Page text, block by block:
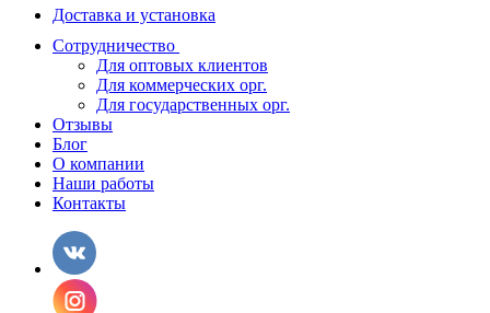
Доставка и установка
Сотрудничество
Для оптовых клиентов
Для коммерческих орг.
Для государственных орг.
Отзывы
Блог
О компании
Наши работы
Контакты